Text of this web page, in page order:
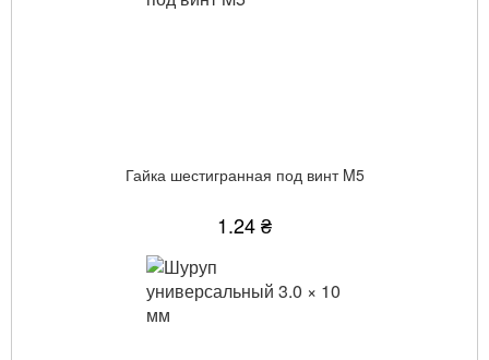
Гайка шестигранная под винт M5
1.24 ₴